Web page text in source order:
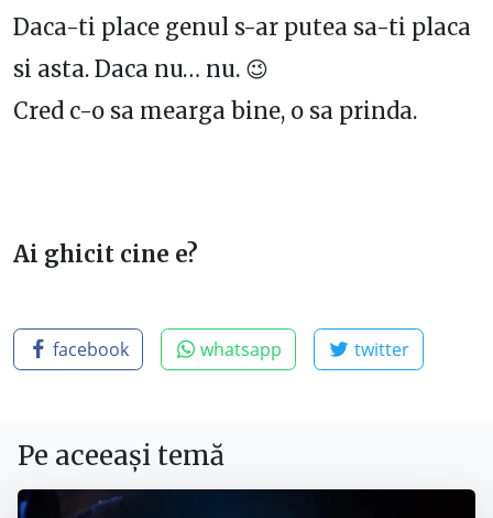
Daca-ti place genul s-ar putea sa-ti placa
si asta. Daca nu… nu. 😉
Cred c-o sa mearga bine, o sa prinda.
Ai ghicit cine e?
facebook whatsapp twitter
Pe aceeași temă